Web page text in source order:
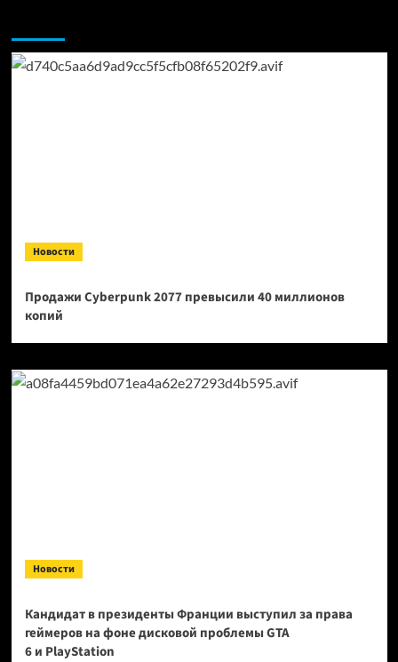
Новости
Продажи Cyberpunk 2077 превысили 40 миллионов
копий
Новости
Кандидат в президенты Франции выступил за права
геймеров на фоне дисковой проблемы GTA
6 и PlayStation